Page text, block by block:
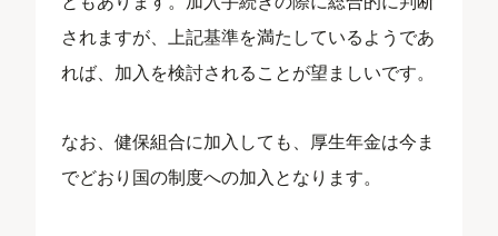
されますが、上記基準を満たしているようであ
れば、加入を検討されることが望ましいです。
なお、健保組合に加入しても、厚生年金は今ま
でどおり国の制度への加入となります。